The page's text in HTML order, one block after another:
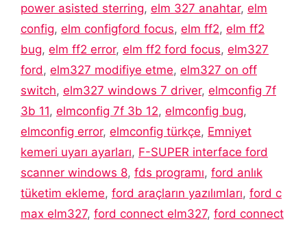
power asisted sterring, elm 327 anahtar, elm
config, elm configford focus, elm ff2, elm ff2
bug, elm ff2 error, elm ff2 ford focus, elm327
ford , elm327 modifiye etme, elm327 on off
switch, elm327 windows 7 driver, elmconfig 7f
3b 11, elmconfig 7f 3b 12, elmconfig bug,
elmconfig error, elmconfig türkçe, Emniyet
kemeri uyarı ayarları, F-SUPER interface ford
scanner windows 8, fds programı, ford anlık
tüketim ekleme, ford araçların yazılımları, ford c
max elm327, ford connect elm327, ford connect